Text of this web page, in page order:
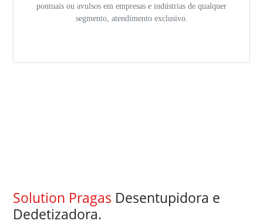
pontuais ou avulsos em empresas e indústrias de qualquer
segmento, atendimento exclusivo.
Solution Pragas Desentupidora e
Dedetizadora.